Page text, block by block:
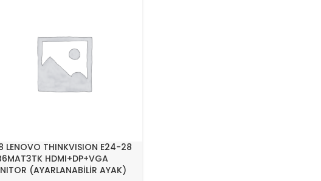
LENOVO THINKVISION E24-28
HDMI+DP+VGA
(AYARLANABİLİR AYAK)